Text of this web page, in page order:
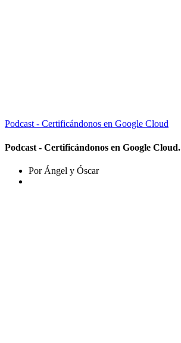
Podcast - Certificándonos en Google Cloud
Podcast - Certificándonos en Google Cloud.
Por Ángel y Óscar